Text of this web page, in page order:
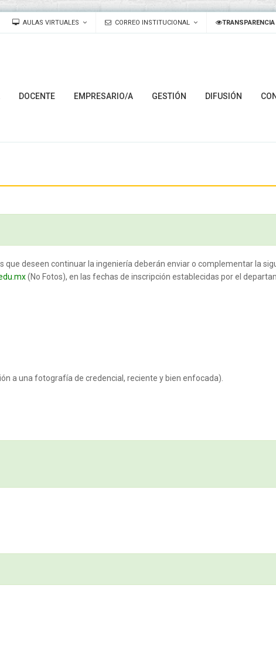
AULAS VIRTUALES CORREO INSTITUCIONAL TRANSPARENCIA
DOCENTE EMPRESARIO/A GESTIÓN DIFUSIÓN
deseen continuar la ingeniería deberán enviar o complementar la
(No Fotos), en las fechas de inscripción establecidas por el
a una fotografía de credencial, reciente y bien enfocada).